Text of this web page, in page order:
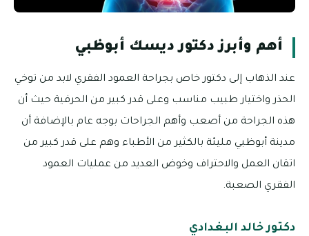
أهم وأبرز دكتور ديسك أبوظبي
عند الذهاب إلى دكتور خاص بجراحة العمود الفقري لابد من توخي
الحذر واختيار طبيب مناسب وعلى قدر كبير من الحرفية حيث أن
هذه الجراحة من أصعب وأهم الجراحات بوجه عام بالإضافة أن
مدينة أبوظبي مليئة بالكثير من الأطباء وهم على قدر كبير من
اتقان العمل والاحتراف وخوض العديد من عمليات العمود
الفقري الصعبة.
دكتور خالد البغدادي